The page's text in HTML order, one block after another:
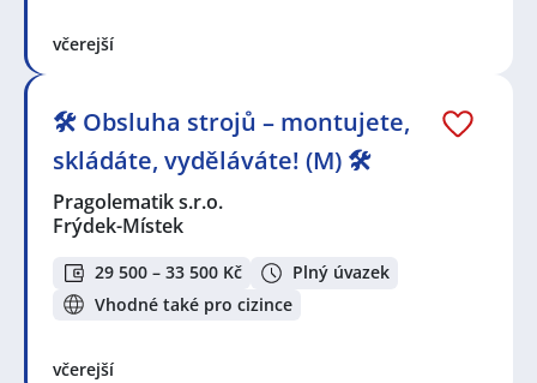
včerejší
🛠️ Obsluha strojů – montujete,
skládáte, vyděláváte! (M) 🛠️
Pragolematik s.r.o.
Frýdek-Místek
29 500 – 33 500 Kč
Plný úvazek
Vhodné také pro cizince
včerejší